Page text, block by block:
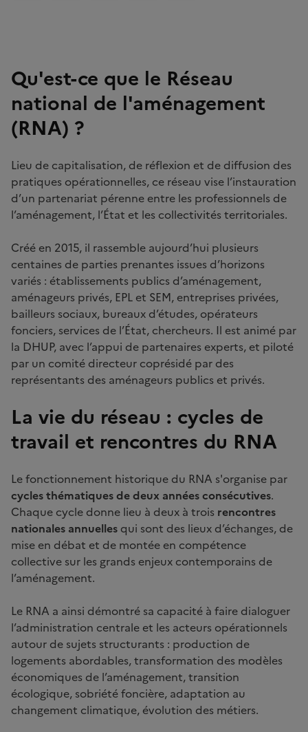
Qu'est-ce que le Réseau
national de l'aménagement
(RNA) ?
Lieu de capitalisation, de réflexion et de diffusion des
pratiques opérationnelles, ce réseau vise l’instauration
d’un partenariat pérenne entre les professionnels de
l’aménagement, l’État et les collectivités territoriales.
Créé en 2015, il rassemble aujourd’hui plusieurs
centaines de parties prenantes issues d’horizons
variés : établissements publics d’aménagement,
aménageurs privés, EPL et SEM, entreprises privées,
bailleurs sociaux, bureaux d’études, opérateurs
fonciers, services de l’État, chercheurs. Il est animé par
la DHUP, avec l’appui de partenaires experts, et piloté
par un comité directeur coprésidé par des
représentants des aménageurs publics et privés.
La vie du réseau : cycles de
travail et rencontres du RNA
Le fonctionnement historique du RNA s'organise par
cycles thématiques de deux années consécutives.
Chaque cycle donne lieu à deux à trois rencontres
nationales annuelles qui sont des lieux d’échanges, de
mise en débat et de montée en compétence
collective sur les grands enjeux contemporains de
l’aménagement.
Le RNA a ainsi démontré sa capacité à faire dialoguer
l’administration centrale et les acteurs opérationnels
autour de sujets structurants : production de
logements abordables, transformation des modèles
économiques de l’aménagement, transition
écologique, sobriété foncière, adaptation au
changement climatique, évolution des métiers.